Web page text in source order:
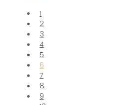
1
2
3
4
5
6
7
8
9